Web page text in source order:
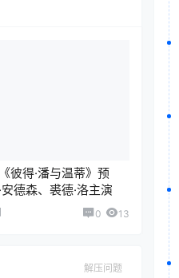
彼得·潘与温蒂》预
德森、裘德·洛主演
0 13
解压问题